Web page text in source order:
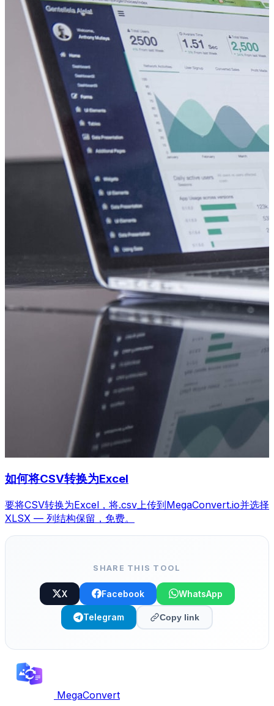
如何将CSV转换为Excel
要将CSV转换为Excel，将.csv上传到MegaConvert.io并选择
XLSX — 列结构保留，免费。
SHARE THIS TOOL
X Facebook WhatsApp
Telegram Copy link
MegaConvert